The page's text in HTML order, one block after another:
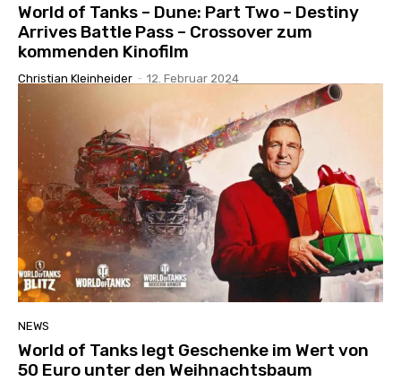
World of Tanks – Dune: Part Two – Destiny
Arrives Battle Pass – Crossover zum
kommenden Kinofilm
Christian Kleinheider - 12. Februar 2024
NEWS
World of Tanks legt Geschenke im Wert von
50 Euro unter den Weihnachtsbaum